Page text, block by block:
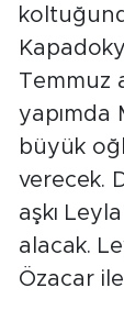
Temmuz
yapımda
büyük
verecek.
aşkı
alacak.
Özacar